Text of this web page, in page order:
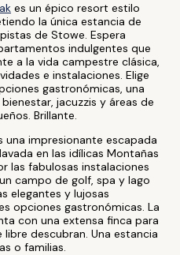
es un épico resort estilo
la única estancia de
de Stowe. Espera
indulgentes que
a la vida campestre clásica,
e instalaciones. Elige
gastronómicas, una
jacuzzis y áreas de
Brillante.
una impresionante escapada
en las idílicas Montañas
las fabulosas instalaciones
campo de golf, spa y lago
elegantes y lujosas
opciones gastronómicas. La
con una extensa finca para
descubran. Una estancia
o familias.